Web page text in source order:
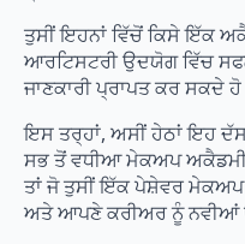
ਤੁਸੀਂ ਇਹਨਾਂ ਵਿੱਚੋਂ ਕਿਸੇ ਇੱਕ
ਆਰਟਿਸਟਰੀ ਉਦਯੋਗ ਵਿੱਚ
ਜਾਣਕਾਰੀ ਪ੍ਰਾਪਤ ਕਰ ਸਕਦੇ
ਇਸ ਤਰ੍ਹਾਂ, ਅਸੀਂ ਹੇਠਾਂ ਇਹ
ਸਭ ਤੋਂ ਵਧੀਆ ਮੇਕਅਪ ਅਕੈਡਮੀ
ਤਾਂ ਜੋ ਤੁਸੀਂ ਇੱਕ ਪੇਸ਼ੇਵਰ
ਅਤੇ ਆਪਣੇ ਕਰੀਅਰ ਨੂੰ ਨਵੀਆਂ